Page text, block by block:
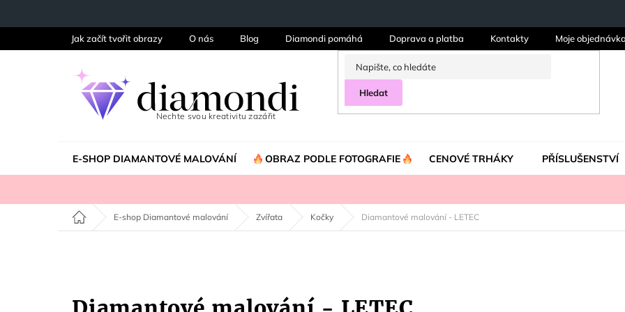
Jak začít tvořit obrazy O nás Blog Diamondi pomáhá Doprava a platba Kontakty Moje
Hledat
E-SHOP DIAMANTOVÉ MALOVÁNÍ OBRAZ PODLE FOTOGRAFIE CENOVÉ TRHÁKY PŘÍSLUŠENSTVÍ
Domů E-shop Diamantové malování Zvířata Kočky Diamantové malování - LETEC